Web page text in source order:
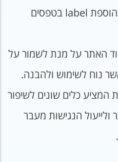
לכל תמונה באתר, הוספת label בטפסים
האתר על מנת לשמור על
נוח לשימוש ולהבנה.
המציע כלים שונים לשיפור
ולייעול הנגישות מעבר